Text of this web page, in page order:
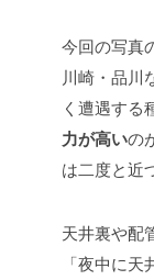
今回の写真
川崎・品川
く遭遇する
力が高いの
は二度と近
天井裏や配
「夜中に